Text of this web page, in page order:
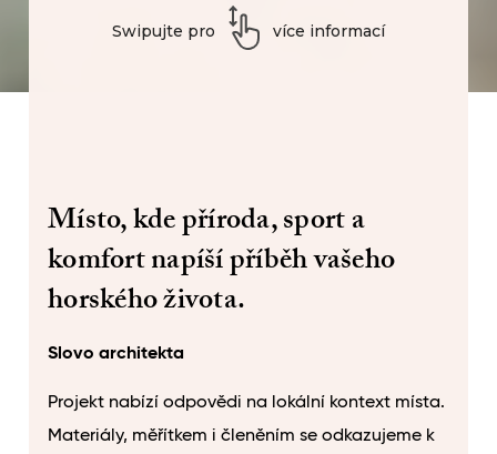
Swipujte pro více informací
Místo, kde příroda, sport a
komfort napíší příběh vašeho
horského života.
Slovo architekta
Projekt nabízí odpovědi na lokální kontext místa.
Materiály, měřítkem i členěním se odkazujeme k